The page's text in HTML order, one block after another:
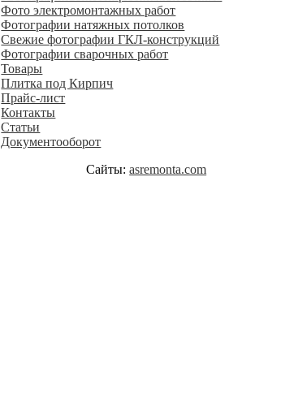
Фото электромонтажных работ
Фотографии натяжных потолков
Свежие фотографии ГКЛ-конструкций
Фотографии сварочных работ
Товары
Плитка под Кирпич
Прайс-лист
Контакты
Статьи
Документооборот
Сайты:asremonta.com